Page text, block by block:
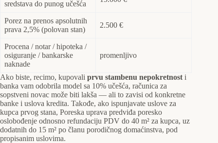
sredstava do punog učešća
Porez na prenos apsolutnih
prava 2,5% (polovan stan)
2.500 €
Procena / notar / hipoteka /
osiguranje / bankarske
naknade
promenljivo
Ako biste, recimo, kupovali prvu stambenu nepokretnost i
banka vam odobrila model sa 10% učešća, računica za
sopstveni novac može biti lakša — ali to zavisi od konkretne
banke i uslova kredita. Takođe, ako ispunjavate uslove za
kupca prvog stana, Poreska uprava predviđa poresko
oslobođenje odnosno refundaciju PDV do 40 m² za kupca, uz
dodatnih do 15 m² po članu porodičnog domaćinstva, pod
propisanim uslovima.